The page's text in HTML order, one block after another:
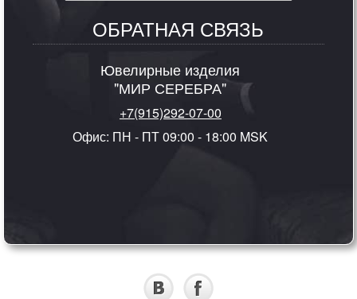
ОБРАТНАЯ СВЯЗЬ
Ювелирные изделия
"МИР СЕРЕБРА"
+7(915)292-07-00
Офис: ПН - ПТ 09:00 - 18:00 MSK